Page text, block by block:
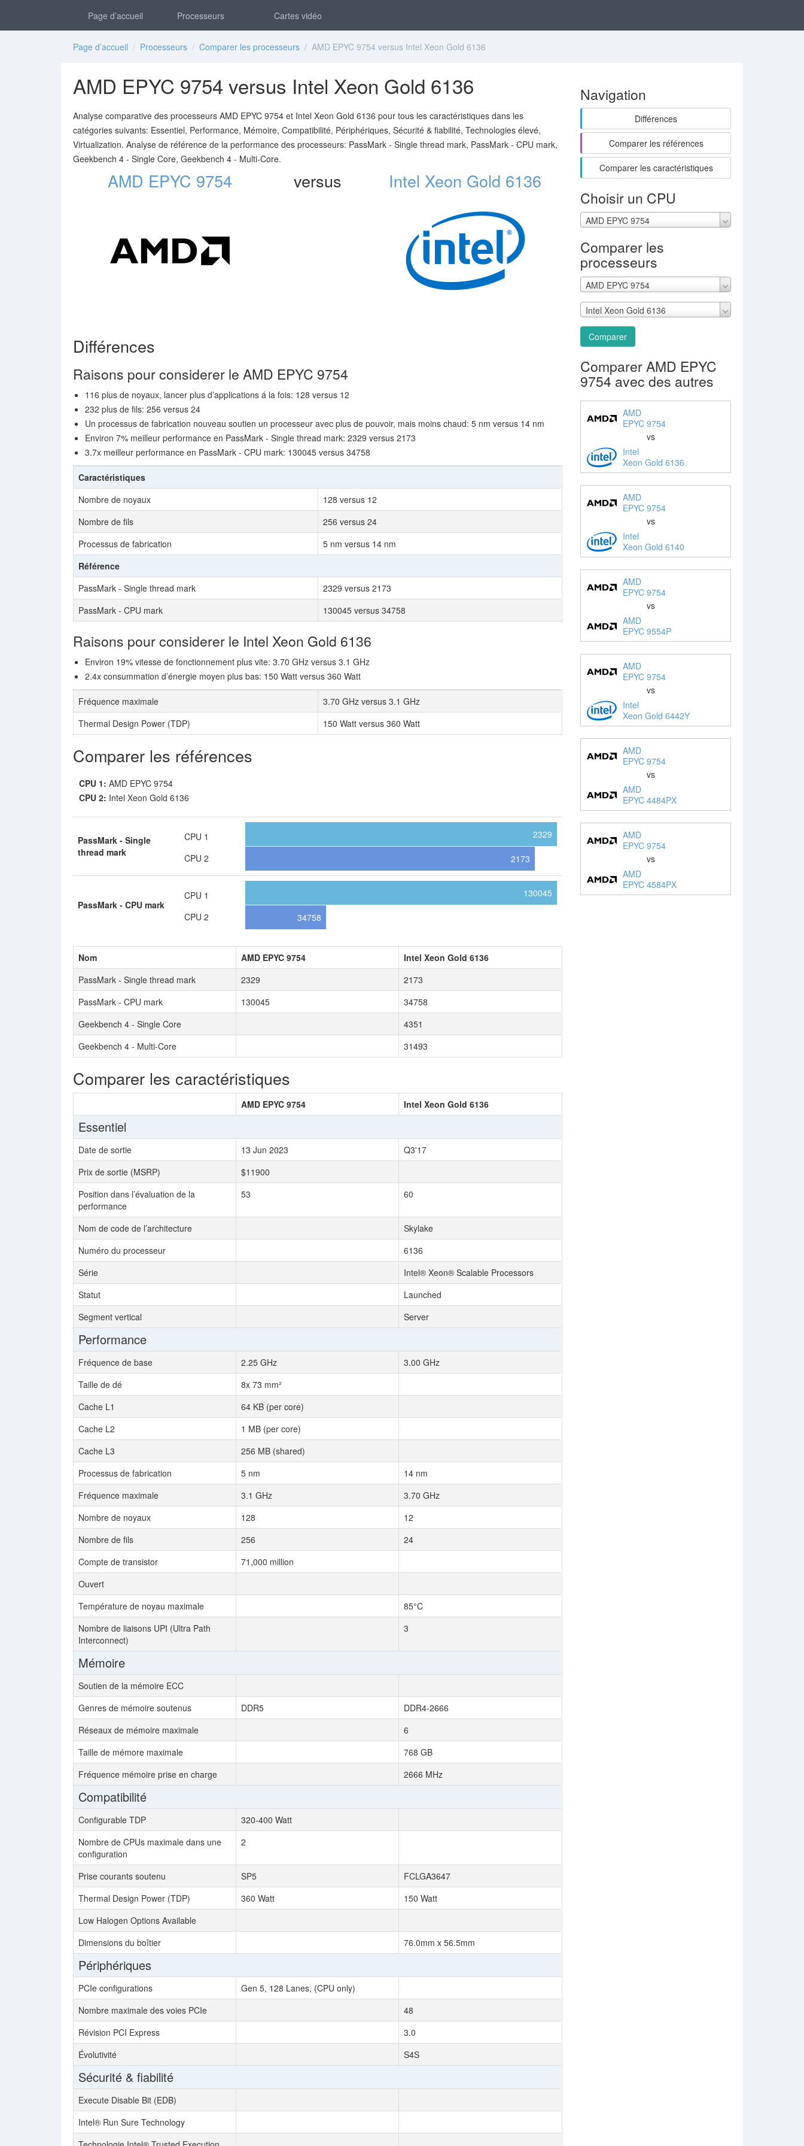
Page d’accueil Processeurs Cartes vidéo
Page d’accueil / Processeurs / Comparer les processeurs / AMD EPYC 9754 versus Intel Xeon Gold 6136
AMD EPYC 9754 versus Intel Xeon Gold 6136
Analyse comparative des processeurs AMD EPYC 9754 et Intel Xeon Gold 6136 pour tous les caractéristiques dans les
catégories suivants: Essentiel, Performance, Mémoire, Compatibilité, Périphériques, Sécurité & fiabilité, Technologies élevé,
Virtualization. Analyse de référence de la performance des processeurs: PassMark - Single thread mark, PassMark - CPU mark,
Geekbench 4 - Single Core, Geekbench 4 - Multi-Core.
AMD EPYC 9754 versus Intel Xeon Gold 6136
Différences
Raisons pour considerer le AMD EPYC 9754
116 plus de noyaux, lancer plus d’applications á la fois: 128 versus 12
232 plus de fils: 256 versus 24
Un processus de fabrication nouveau soutien un processeur avec plus de pouvoir, mais moins chaud: 5 nm versus 14 nm
Environ 7% meilleur performance en PassMark - Single thread mark: 2329 versus 2173
3.7x meilleur performance en PassMark - CPU mark: 130045 versus 34758
Caractéristiques
Nombre de noyaux
128 versus 12
Nombre de fils
256 versus 24
Processus de fabrication
5 nm versus 14 nm
Référence
PassMark - Single thread mark
2329 versus 2173
PassMark - CPU mark
130045 versus 34758
Raisons pour considerer le Intel Xeon Gold 6136
Environ 19% vitesse de fonctionnement plus vite: 3.70 GHz versus 3.1 GHz
2.4x consummation d’énergie moyen plus bas: 150 Watt versus 360 Watt
Fréquence maximale
3.70 GHz versus 3.1 GHz
Thermal Design Power (TDP)
150 Watt versus 360 Watt
Comparer les références
CPU 1: AMD EPYC 9754
CPU 2: Intel Xeon Gold 6136
PassMark - Single
thread mark
CPU 1
CPU 2
2329
2173
PassMark - CPU mark
CPU 1
CPU 2
130045
34758
Nom AMD EPYC 9754
Intel Xeon Gold 6136
PassMark - Single thread mark
2329
2173
PassMark - CPU mark
130045
34758
Geekbench 4 - Single Core
4351
Geekbench 4 - Multi-Core
31493
Comparer les caractéristiques
AMD EPYC 9754 Intel Xeon Gold 6136
Essentiel
Date de sortie 13 Jun 2023
Q3'17
Prix de sortie (MSRP)
$11900
Position dans l’évaluation de la
performance
53 60
Nom de code de l’architecture
Skylake
Numéro du processeur
6136
Série
Intel® Xeon® Scalable Processors
Statut
Launched
Segment vertical
Server
Performance
Fréquence de base 2.25 GHz
3.00 GHz
Taille de dé
8x 73 mm²
Cache L1
64 KB (per core)
Cache L2
1 MB (per core)
Cache L3
256 MB (shared)
Processus de fabrication
5 nm
14 nm
Fréquence maximale
3.1 GHz
3.70 GHz
Nombre de noyaux
128
12
Nombre de fils
256
24
Compte de transistor
71,000 million
Ouvert
Température de noyau maximale
85°C
Nombre de liaisons UPI (Ultra Path
Interconnect)
3
Mémoire
Soutien de la mémoire ECC
Genres de mémoire soutenus
DDR5
DDR4-2666
Réseaux de mémoire maximale
6
Taille de mémore maximale
768 GB
Fréquence mémoire prise en charge
2666 MHz
Compatibilité
Configurable TDP
320-400 Watt
Nombre de CPUs maximale dans une
configuration
2
Prise courants soutenu SP5
FCLGA3647
Thermal Design Power (TDP)
360 Watt
150 Watt
Low Halogen Options Available
Dimensions du boîtier
76.0mm x 56.5mm
Périphériques
PCIe configurations
Gen 5, 128 Lanes, (CPU only)
Nombre maximale des voies PCIe
48
Révision PCI Express
3.0
Évolutivité
S4S
Sécurité & fiabilité
Execute Disable Bit (EDB)
Intel® Run Sure Technology
Navigation
Différences
Comparer les références
Comparer les caractéristiques
Choisir un CPU
AMD EPYC 9754
Comparer les
processeurs
AMD EPYC 9754
Intel Xeon Gold 6136
Comparer
Comparer AMD EPYC
9754 avec des autres
AMD
EPYC 9754
vs
Intel
Xeon Gold 6136
AMD
EPYC 9754
vs
Intel
Xeon Gold 6140
AMD
EPYC 9754
vs
AMD
EPYC 9554P
AMD
EPYC 9754
vs
Intel
Xeon Gold 6442Y
AMD
EPYC 9754
vs
AMD
EPYC 4484PX
AMD
EPYC 9754
vs
AMD
EPYC 4584PX